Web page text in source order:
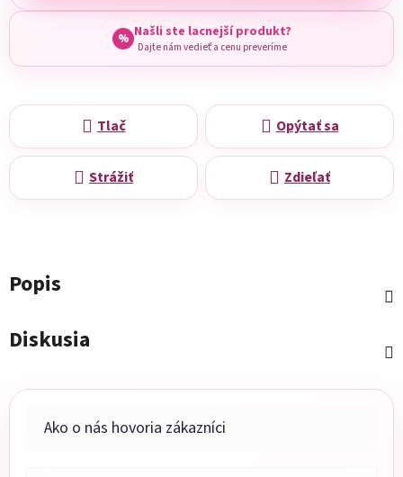
% Našli ste lacnejší produkt?
Dajte nám vedieť a cenu preveríme
Tlač Opýtať sa
Strážiť Zdieľať
Popis
Diskusia